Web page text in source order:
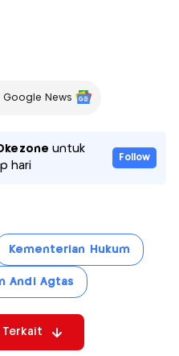
Google News
untuk
hari
Follow
Kementerian Hukum
Andi Agtas
Terkait